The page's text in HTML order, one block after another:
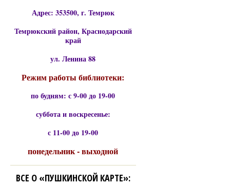
Адрес: 353500, г. Темрюк
Темрюкский район, Краснодарский
край
ул. Ленина 88
Режим работы библиотеки:
по будням: с 9-00 до 19-00
суббота и воскресенье:
с 11-00 до 19-00
понедельник - выходной
ВСЕ О «ПУШКИНСКОЙ КАРТЕ»: